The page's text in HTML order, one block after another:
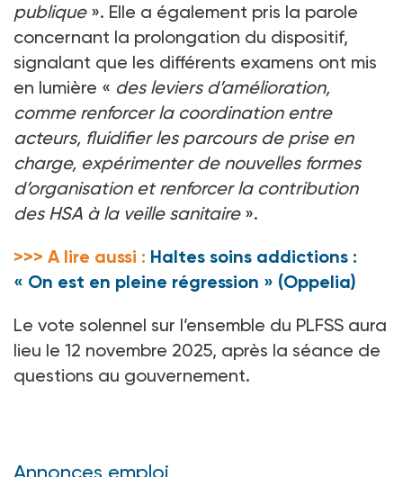
publique ». Elle a également pris la parole
concernant la prolongation du dispositif,
signalant que les différents examens ont mis
en lumière « des leviers d’amélioration,
comme renforcer la coordination entre
acteurs, fluidifier les parcours de prise en
charge, expérimenter de nouvelles formes
d’organisation et renforcer la contribution
des HSA à la veille sanitaire ».
>>> A lire aussi : Haltes soins addictions :
« On est en pleine régression » (Oppelia)
Le vote solennel sur l’ensemble du PLFSS aura
lieu le 12 novembre 2025, après la séance de
questions au gouvernement.
Annonces emploi